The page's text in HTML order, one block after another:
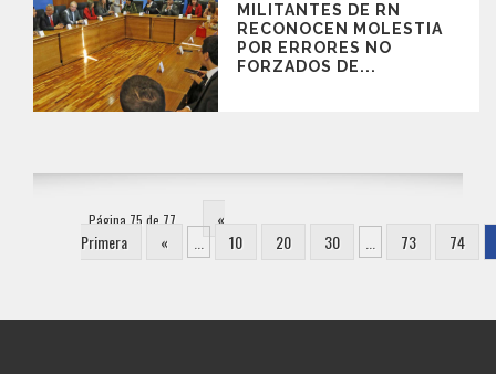
MILITANTES DE RN
RECONOCEN MOLESTIA
POR ERRORES NO
FORZADOS DE...
Página 75 de 77
«
Primera
« 10 20 30 73 74